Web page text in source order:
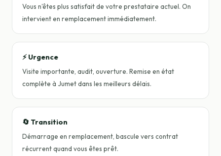
Vous n'êtes plus satisfait de votre prestataire actuel. On
intervient en remplacement immédiatement.
⚡ Urgence
Visite importante, audit, ouverture. Remise en état
complète à Jumet dans les meilleurs délais.
🔄 Transition
Démarrage en remplacement, bascule vers contrat
récurrent quand vous êtes prêt.